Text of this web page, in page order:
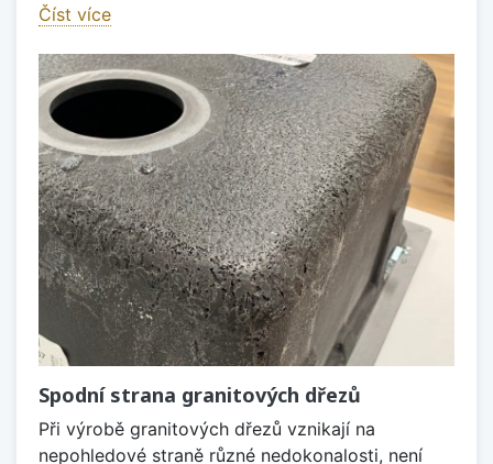
Číst více
Spodní strana granitových dřezů
Při výrobě granitových dřezů vznikají na
nepohledové straně různé nedokonalosti, není